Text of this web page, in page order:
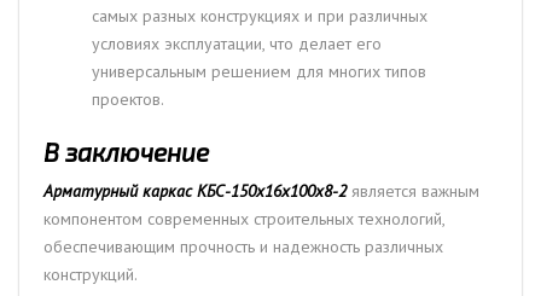
самых разных конструкциях и при различных
условиях эксплуатации, что делает его
универсальным решением для многих типов
проектов.
В заключение
Арматурный каркас КБС-150х16х100х8-2является важным
компонентом современных строительных технологий,
обеспечивающим прочность и надежность различных
конструкций.